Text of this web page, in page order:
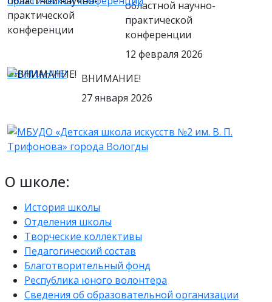
областной научно-
практической
конференции
12 февраля 2026
ВНИМАНИЕ!
ВНИМАНИЕ!
27 января 2026
О школе:
История школы
Отделения школы
Творческие коллективы
Педагогический состав
Благотворительный фонд
Республика юного волонтера
Сведения об образовательной организации